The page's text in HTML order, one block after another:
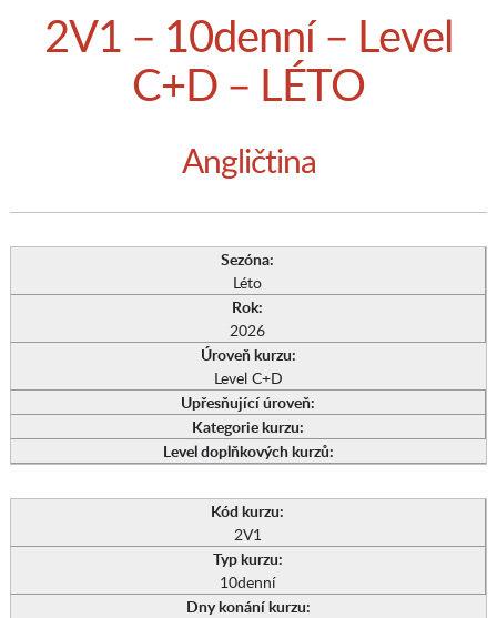
2V1 – 10denní – Level
C+D – LÉTO
Angličtina
Sezóna:
Léto
Rok:
2026
Úroveň kurzu:
Level C+D
Upřesňující úroveň:
Kategorie kurzu:
Level doplňkových kurzů:
Kód kurzu:
2V1
Typ kurzu:
10denní
Dny konání kurzu: